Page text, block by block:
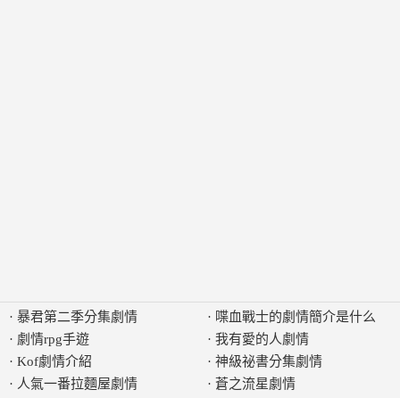
· 暴君第二季分集劇情
· 劇情rpg手遊
· Kof劇情介紹
· 人氣一番拉麵屋劇情
· 喋血戰士的劇情簡介是什么
· 我有愛的人劇情
· 神級祕書分集劇情
· 蒼之流星劇情